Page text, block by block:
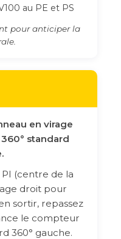
au PE et PS
pour anticiper la
en virage
standard
(centre de la
droit pour
sortir, repassez
le compteur
360° gauche.